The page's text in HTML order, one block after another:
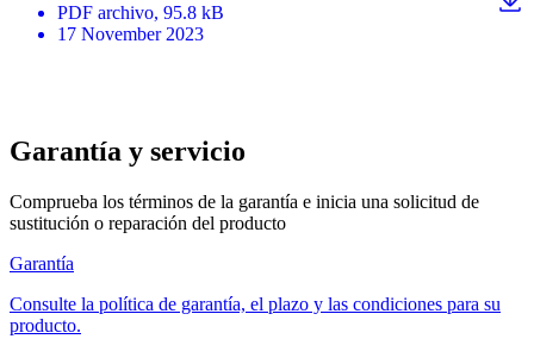
PDF archivo, 95.8 kB
17 November 2023
Garantía y servicio
Comprueba los términos de la garantía e inicia una solicitud de
sustitución o reparación del producto
Garantía
Consulte la política de garantía, el plazo y las condiciones para su
producto.